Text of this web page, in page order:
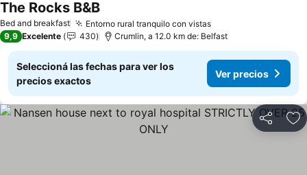
Bed and breakfast Entorno rural tranquilo con vistas
The Rocks B&B
9,9 Excelente 430 Crumlin, a 12.0 km de: Belfast
Seleccioná las fechas para ver los
precios exactos
Ver precios
Compartir